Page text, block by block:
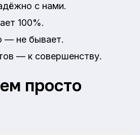
с нами.
100%.
— не бывает.
— к совершенству.
просто